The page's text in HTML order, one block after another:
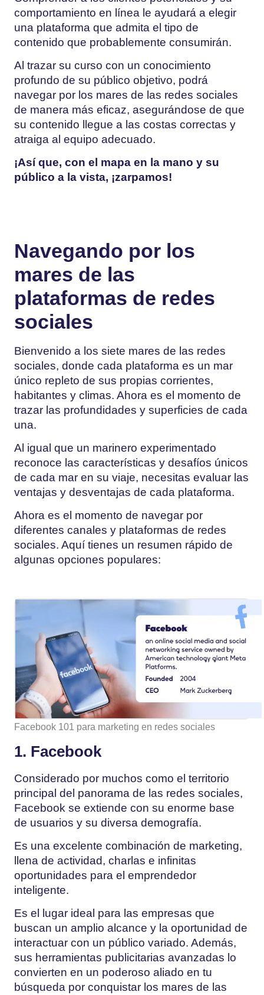
comportamiento en línea le ayudará a elegir
una plataforma que admita el tipo de
contenido que probablemente consumirán.
Al trazar su curso con un conocimiento
profundo de su público objetivo, podrá
navegar por los mares de las redes sociales
de manera más eficaz, asegurándose de que
su contenido llegue a las costas correctas y
atraiga al equipo adecuado.
¡Así que, con el mapa en la mano y su
público a la vista, ¡zarpamos!
Navegando por los
mares de las
plataformas de redes
sociales
Bienvenido a los siete mares de las redes
sociales, donde cada plataforma es un mar
único repleto de sus propias corrientes,
habitantes y climas. Ahora es el momento de
trazar las profundidades y superficies de cada
una.
Al igual que un marinero experimentado
reconoce las características y desafíos únicos
de cada mar en su viaje, necesitas evaluar las
ventajas y desventajas de cada plataforma.
Ahora es el momento de navegar por
diferentes canales y plataformas de redes
sociales. Aquí tienes un resumen rápido de
algunas opciones populares:
Facebook 101 para marketing en redes sociales
1. Facebook
Considerado por muchos como el territorio
principal del panorama de las redes sociales,
Facebook se extiende con su enorme base
de usuarios y su diversa demografía.
Es una excelente combinación de marketing,
llena de actividad, charlas e infinitas
oportunidades para el emprendedor
inteligente.
Es el lugar ideal para las empresas que
buscan un amplio alcance y la oportunidad de
interactuar con un público variado. Además,
sus herramientas publicitarias avanzadas lo
convierten en un poderoso aliado en tu
búsqueda por conquistar los mares de las